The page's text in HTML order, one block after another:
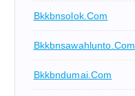
Bkkbnsolok.com
Bkkbnsawahlunto.com
Bkkbndumai.com